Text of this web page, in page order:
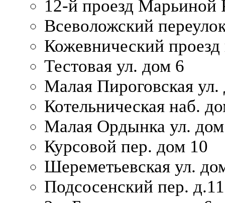
12-й проезд Марьиной
Всеволожский
Кожевнический проезд
Тестовая ул. дом 6
Малая Пироговская
Котельническая наб.
Малая Ордынка ул.
Курсовой пер. дом 10
Шереметьевская ул.
Подсосенский пер. д.11